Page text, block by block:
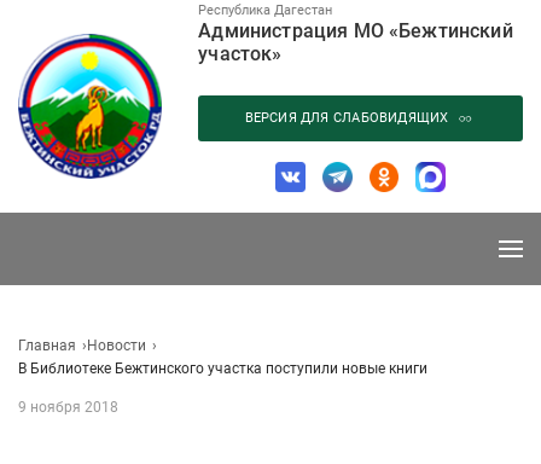
содержанию
Республика Дагестан
Администрация МО «Бежтинский
участок»
ВЕРСИЯ ДЛЯ СЛАБОВИДЯЩИХ
Главная
Новости
В Библиотеке Бежтинского участка поступили новые книги
9 ноября 2018